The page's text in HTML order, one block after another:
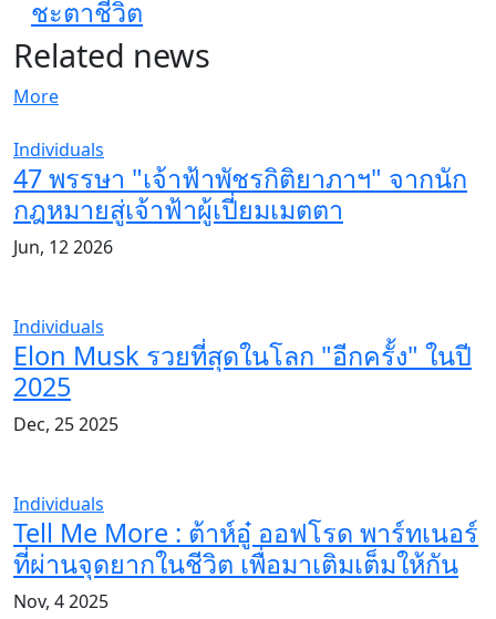
ชะตาชีวิต
Related news
More
Individuals
47 พรรษา "เจ้าฟ้าพัชรกิติยาภาฯ" จากนัก
กฎหมายสู่เจ้าฟ้าผู้เปี่ยมเมตตา
Jun, 12 2026
Individuals
Elon Musk รวยที่สุดในโลก "อีกครั้ง" ในปี
2025
Dec, 25 2025
Individuals
Tell Me More : ต้าห์อู๋ ออฟโรด พาร์ทเนอร์
ที่ผ่านจุดยากในชีวิต เพื่อมาเติมเต็มให้กัน
Nov, 4 2025